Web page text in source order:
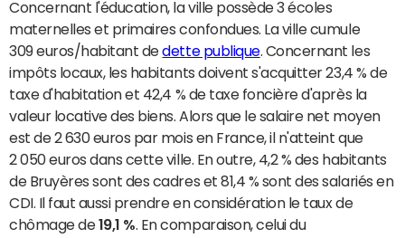
Concernant l'éducation, la ville possède 3 écoles
maternelles et primaires confondues. La ville cumule
309 euros/habitant dedette publique. Concernant les
impôts locaux, les habitants doivent s'acquitter 23,4 % de
taxe d'habitation et 42,4 % de taxe foncière d'après la
valeur locative des biens. Alors que le salaire net moyen
est de 2 630 euros par mois en France, il n'atteint que
2 050 euros dans cette ville. En outre, 4,2 % des habitants
de Bruyères sont des cadres et 81,4 % sont des salariés en
CDI. Il faut aussi prendre en considération le taux de
chômage de19,1 % . En comparaison, celui du